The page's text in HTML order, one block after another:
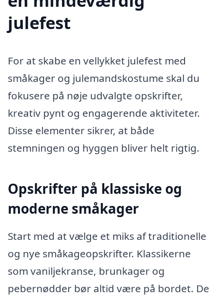
julefest
For at skabe en vellykket julefest med
småkager og julemandskostume skal du
fokusere på nøje udvalgte opskrifter,
kreativ pynt og engagerende aktiviteter.
Disse elementer sikrer, at både
stemningen og hyggen bliver helt rigtig.
Opskrifter på klassiske og
moderne småkager
Start med at vælge et miks af traditionelle
og nye småkageopskrifter. Klassikerne
som vaniljekranse, brunkager og
pebernødder bør altid være på bordet. De